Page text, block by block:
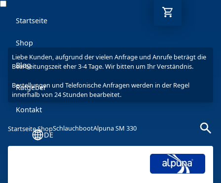
Startseite
Shop
Blog
Ratgeber
Kontakt
DE
Liebe Kunden, aufgrund der vielen Anfrage und Anrufe beträgt die
Bearbeitungszeit eher 3-4 Tage. Wir bitten um Ihr Verständnis.
Bestellungen und Telefonische Anfragen werden in der Regel
innerhalb von 24 Stunden bearbeitet.
Startseite ShopSchlauchbootAlpuna SM 330